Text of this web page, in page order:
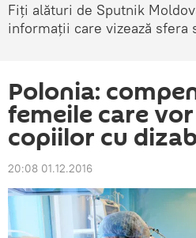
Fiți alături de Sputnik
informații care vizează sfera
Polonia:
femeile care
copiilor cu
20:08 01.12.2016